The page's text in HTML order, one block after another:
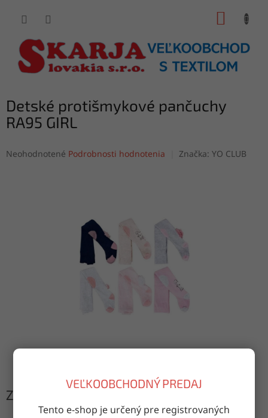
VEĽKOOBCHODNÝ PREDAJ
Tento e-shop je určený pre registrovaných
Detské protišmykové pančuchy
RA95 GIRL
Priemerné
Neohodnotené Podrobnosti hodnotenia Značka: YO CLUB
Zvoľte variant